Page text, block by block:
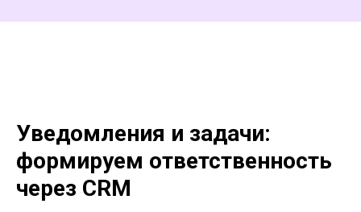
Уведомления и задачи:
формируем ответственность
через CRM